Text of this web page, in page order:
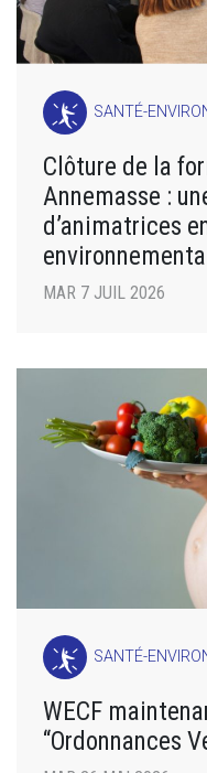
SANTÉ-
Clôture de la
Annemasse :
d’animatrices
MAR 7 JUIL 2026
SANTÉ-
WECF
“Ordonnances